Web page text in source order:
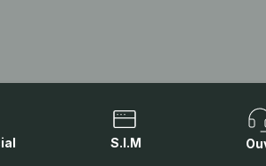
S.I.M